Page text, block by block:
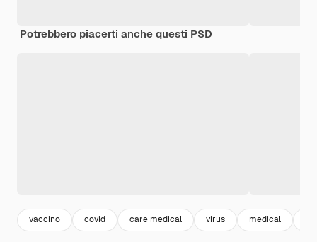
Potrebbero piacerti anche questi PSD
vaccino covid care medical virus medical